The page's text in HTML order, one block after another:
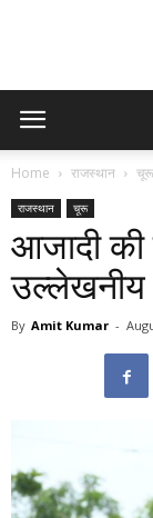
Home राजस्थान चूरू
राजस्थान चूरू
आजादी
उल्लेखनीय
By Amit Kumar -